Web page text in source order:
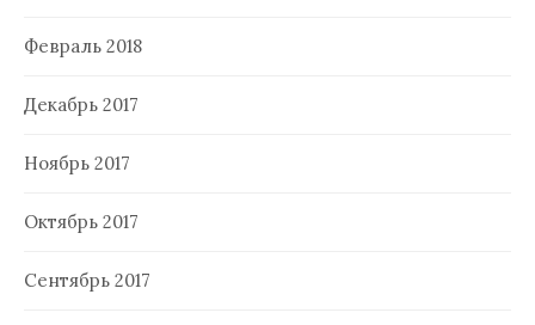
Февраль 2018
Декабрь 2017
Ноябрь 2017
Октябрь 2017
Сентябрь 2017